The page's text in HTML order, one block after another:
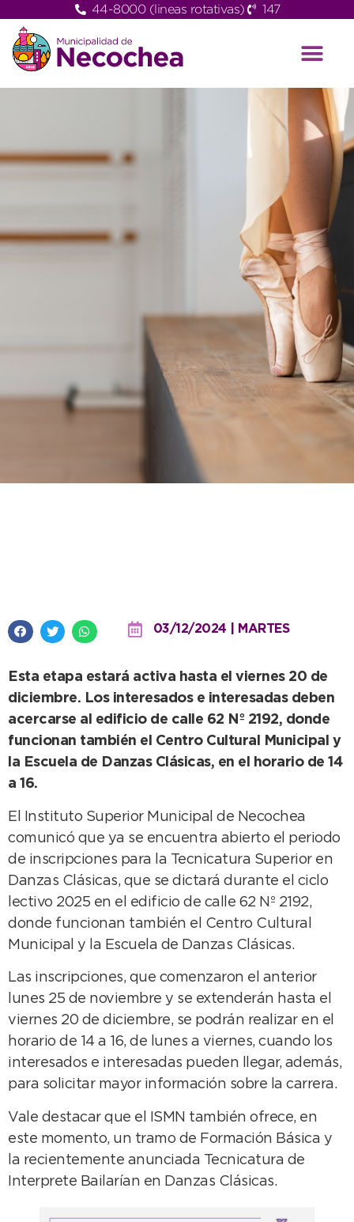
44-8000 (lineas rotativas) 147
03/12/2024 | MARTES
Esta etapa estará activa hasta el viernes 20 de
diciembre. Los interesados e interesadas deben
acercarse al edificio de calle 62 Nº 2192, donde
funcionan también el Centro Cultural Municipal y
la Escuela de Danzas Clásicas, en el horario de 14
a 16.
El Instituto Superior Municipal de Necochea
comunicó que ya se encuentra abierto el periodo
de inscripciones para la Tecnicatura Superior en
Danzas Clásicas, que se dictará durante el ciclo
lectivo 2025 en el edificio de calle 62 Nº 2192,
donde funcionan también el Centro Cultural
Municipal y la Escuela de Danzas Clásicas.
Las inscripciones, que comenzaron el anterior
lunes 25 de noviembre y se extenderán hasta el
viernes 20 de diciembre, se podrán realizar en el
horario de 14 a 16, de lunes a viernes, cuando los
interesados e interesadas pueden llegar, además,
para solicitar mayor información sobre la carrera.
Vale destacar que el ISMN también ofrece, en
este momento, un tramo de Formación Básica y
la recientemente anunciada Tecnicatura de
Interprete Bailarían en Danzas Clásicas.